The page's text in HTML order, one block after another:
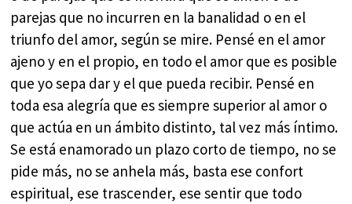
parejas que no incurren en la banalidad o en el
triunfo del amor, según se mire. Pensé en el amor
ajeno y en el propio, en todo el amor que es posible
que yo sepa dar y el que pueda recibir. Pensé en
toda esa alegría que es siempre superior al amor o
que actúa en un ámbito distinto, tal vez más íntimo.
Se está enamorado un plazo corto de tiempo, no se
pide más, no se anhela más, basta ese confort
espiritual, ese trascender, ese sentir que todo